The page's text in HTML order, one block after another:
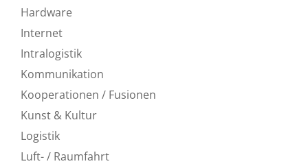
Hardware
Internet
Intralogistik
Kommunikation
Kooperationen / Fusionen
Kunst & Kultur
Logistik
Luft- / Raumfahrt